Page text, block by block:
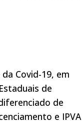
Covid-19, em
de
de
e IPVA